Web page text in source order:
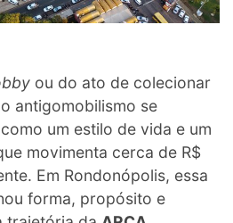
ou do ato de colecionar
antigomobilismo se
um estilo de vida e um
movimenta cerca de R$
Em Rondonópolis, essa
forma, propósito e